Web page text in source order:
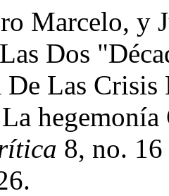
Marcelo, y
Dos
De Las
8, no.